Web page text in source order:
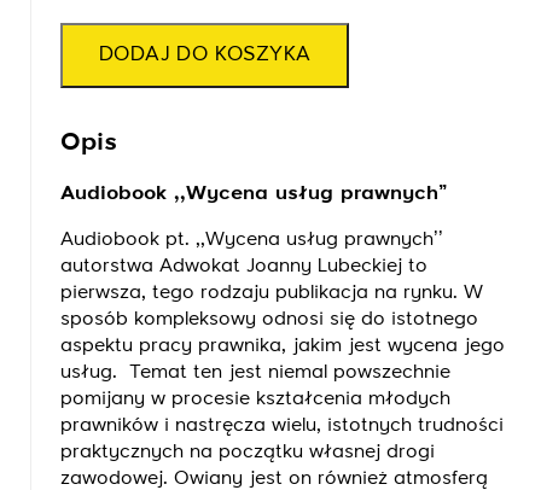
DODAJ DO KOSZYKA
Opis
Audiobook ,,Wycena usług prawnych’’
Audiobook pt. ,,Wycena usług prawnych’’
autorstwa Adwokat Joanny Lubeckiej to
pierwsza, tego rodzaju publikacja na rynku. W
sposób kompleksowy odnosi się do istotnego
aspektu pracy prawnika, jakim jest wycena jego
usług. Temat ten jest niemal powszechnie
pomijany w procesie kształcenia młodych
prawników i nastręcza wielu, istotnych trudności
praktycznych na początku własnej drogi
zawodowej. Owiany jest on również atmosferą